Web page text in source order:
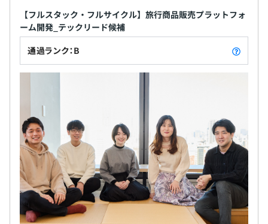
【フルスタック・フルサイクル】旅行商品販売プラットフォ
ーム開発_テックリード候補
通過ランク：B